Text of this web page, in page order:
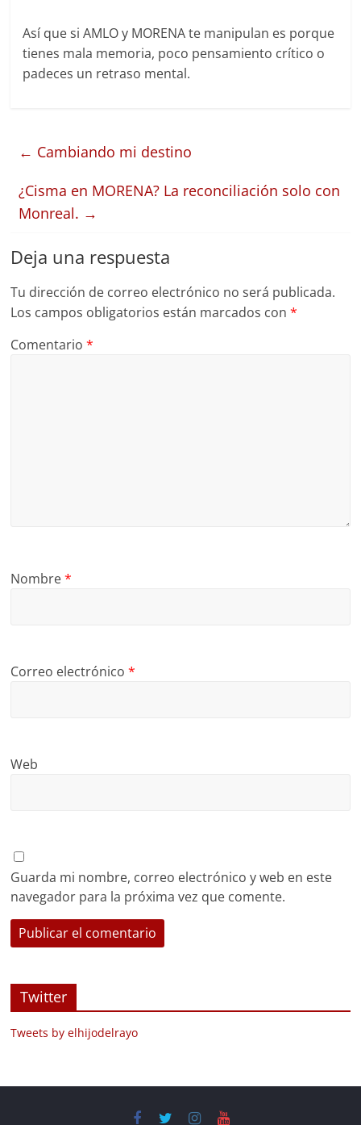
Así que si AMLO y MORENA te manipulan es porque
tienes mala memoria, poco pensamiento crítico o
padeces un retraso mental.
← Cambiando mi destino
¿Cisma en MORENA? La reconciliación solo con
Monreal. →
Deja una respuesta
Tu dirección de correo electrónico no será publicada.
Los campos obligatorios están marcados con*
Comentario*
Nombre*
Correo electrónico*
Web
Guarda mi nombre, correo electrónico y web en este
navegador para la próxima vez que comente.
Twitter
Tweets by elhijodelrayo